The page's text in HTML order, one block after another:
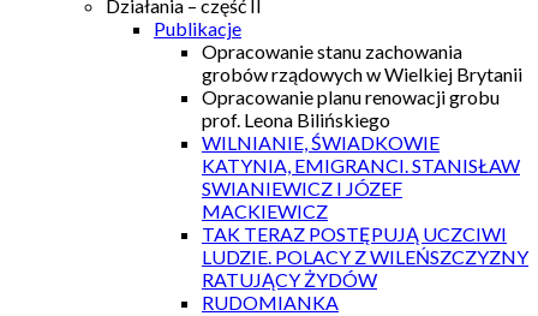
Działania – część II
Publikacje
Opracowanie stanu zachowania
grobów rządowych w Wielkiej Brytanii
Opracowanie planu renowacji grobu
prof. Leona Bilińskiego
WILNIANIE, ŚWIADKOWIE
KATYNIA, EMIGRANCI. STANISŁAW
SWIANIEWICZ I JÓZEF
MACKIEWICZ
TAK TERAZ POSTĘPUJĄ UCZCIWI
LUDZIE. POLACY Z WILEŃSZCZYZNY
RATUJĄCY ŻYDÓW
RUDOMIANKA